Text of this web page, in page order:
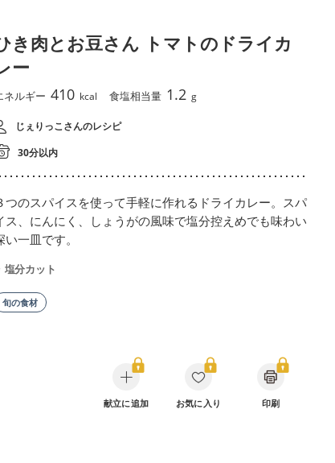
き肉とお豆さん トマトのドライカ
ー
ネルギー 410 kcal 食塩相当量 1.2 g
じぇりっこさんのレシピ
30分以内
つのスパイスを使って手軽に作れるドライカレー。スパ
ス、にんにく、しょうがの風味で塩分控えめでも味わい
い一皿です。
塩分カット
旬の食材
献立に追加 お気に入り 印刷